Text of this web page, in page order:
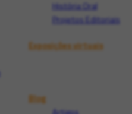
História Oral
Projetos Editoriais
Exposições virtuais
Blog